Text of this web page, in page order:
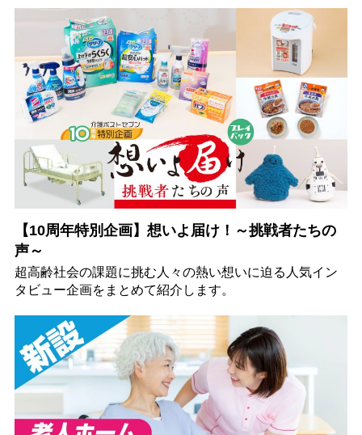
【10周年特別企画】想いよ届け！～挑戦者たちの
声～
超高齢社会の課題に挑む人々の熱い想いに迫る人気イン
タビュー企画をまとめて紹介します。